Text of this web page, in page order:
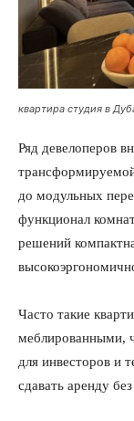
квартира студия в
Ряд девелоперов
до модульных
функционал
решений
Часто такие
меблированными,
для инвесторов и
сдавать аренду